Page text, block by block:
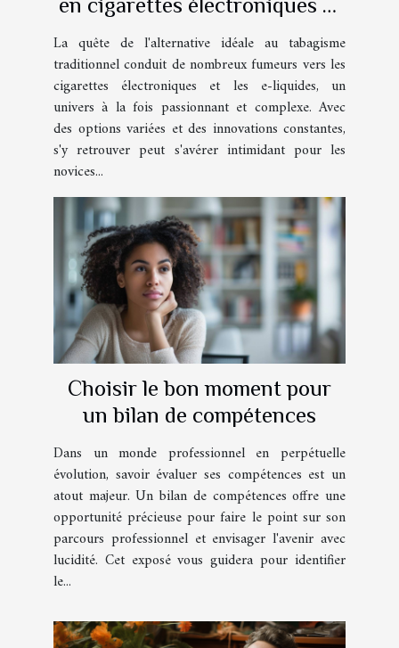
e-liquides
La quête de l'alternative idéale au tabagisme
traditionnel conduit de nombreux fumeurs vers les
cigarettes électroniques et les e-liquides, un
univers à la fois passionnant et complexe. Avec
des options variées et des innovations constantes,
s'y retrouver peut s'avérer intimidant pour les
novices...
Choisir le bon moment pour
un bilan de compétences
Dans un monde professionnel en perpétuelle
évolution, savoir évaluer ses compétences est un
atout majeur. Un bilan de compétences offre une
opportunité précieuse pour faire le point sur son
parcours professionnel et envisager l'avenir avec
lucidité. Cet exposé vous guidera pour identifier
le...